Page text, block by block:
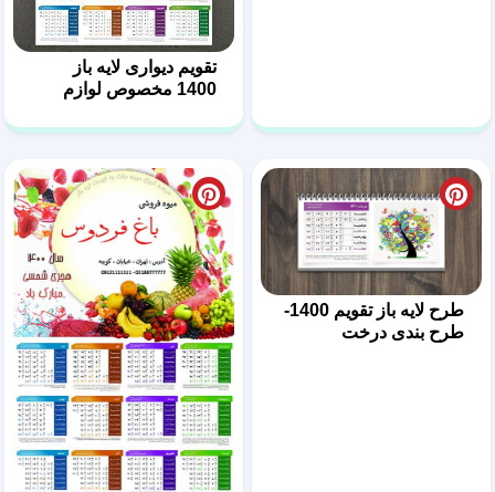
تقویم دیواری لایه باز
1400 مخصوص لوازم
طرح لایه باز تقویم 1400-
طرح بندی درخت